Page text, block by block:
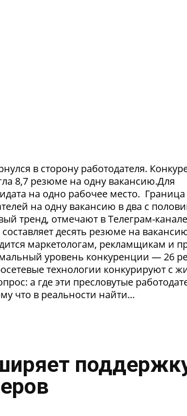
в сторону работодателя.
8,7 резюме на одну вакансию.Для
на одно рабочее место. Граница
на одну вакансию в два с
тренд, отмечают в Телеграм-канале
десять резюме на
маркетологам, рекламщикам и
уровень конкуренции — 26
технологии конкурируют с
а где эти пресловутые
что в реальности найти...